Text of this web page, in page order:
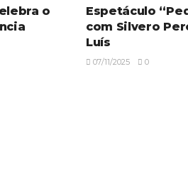
o
Espetáculo
com Silvero
Luís
07/11/2025 0